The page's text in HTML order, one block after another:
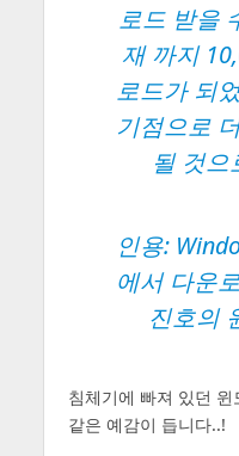
로드 받을
재 까지
로드가 되
기점으로
될 것으
인용:
에서 다운
진호의
침체기에 빠져 있던
같은 예감이 듭니다..!